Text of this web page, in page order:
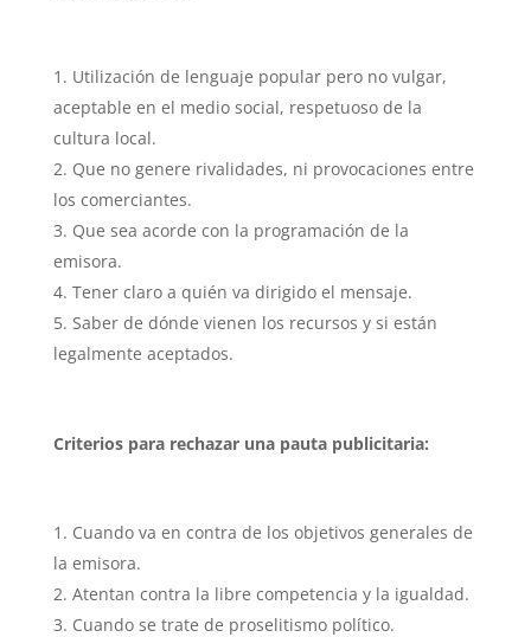
Utilización de lenguaje popular pero no vulgar,
aceptable en el medio social, respetuoso de la
cultura local.
Que no genere rivalidades, ni provocaciones entre
los comerciantes.
Que sea acorde con la programación de la
emisora.
Tener claro a quién va dirigido el mensaje.
Saber de dónde vienen los recursos y si están
legalmente aceptados.
Criterios para rechazar una pauta publicitaria:
Cuando va en contra de los objetivos generales de
la emisora.
Atentan contra la libre competencia y la igualdad.
Cuando se trate de proselitismo político.